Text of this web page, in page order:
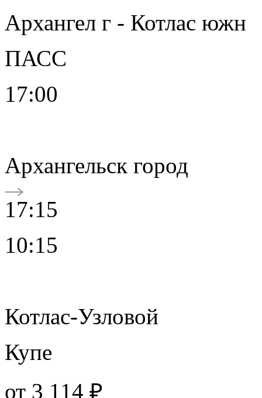
Архангел г - Котлас южн
ПАСС
17:00
Архангельск город
17:15
10:15
Котлас-Узловой
Купе
от 3 114 ₽